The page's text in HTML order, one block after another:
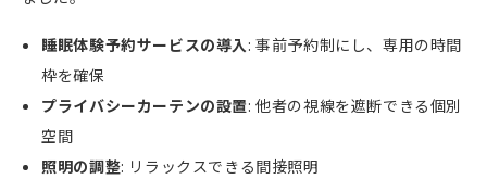
睡眠体験予約サービスの導入:事前予約制にし、専用の時間
枠を確保
プライバシーカーテンの設置:他者の視線を遮断できる個別
空間
照明の調整: リラックスできる間接照明